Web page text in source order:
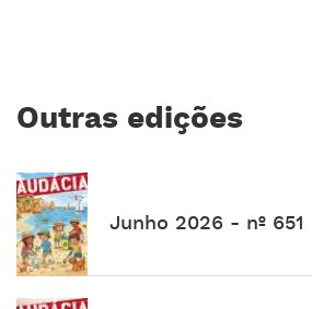
Outras edições
Junho 2026 - nº 651